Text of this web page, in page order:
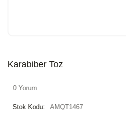
Karabiber Toz
0 Yorum
Stok Kodu: AMQT1467